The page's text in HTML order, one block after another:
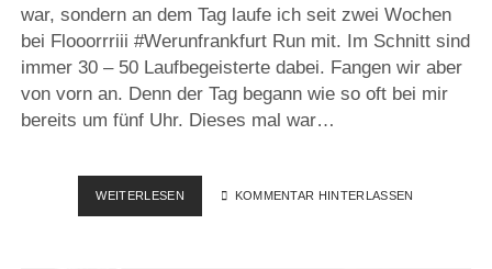
war, sondern an dem Tag laufe ich seit zwei Wochen
bei Flooorrriii #Werunfrankfurt Run mit. Im Schnitt sind
immer 30 – 50 Laufbegeisterte dabei. Fangen wir aber
von vorn an. Denn der Tag begann wie so oft bei mir
bereits um fünf Uhr. Dieses mal war…
WEITERLESENFLOOORRRIII
–
KOMMENTAR HINTERLASSEN